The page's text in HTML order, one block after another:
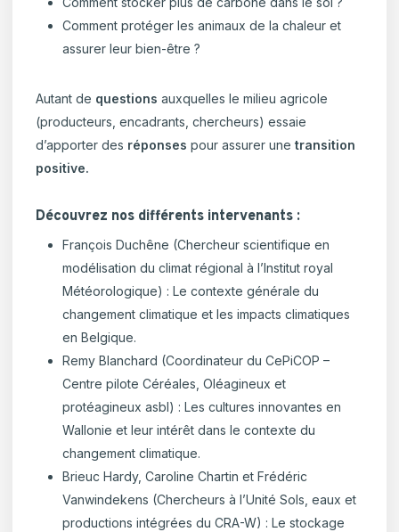
Comment protéger les animaux de la chaleur et
assurer leur bien-être ?
Autant de questions auxquelles le milieu agricole
(producteurs, encadrants, chercheurs) essaie
d’apporter des réponses pour assurer unetransition
positive.
Découvrez nos différents intervenants :
François Duchêne (Chercheur scientifique en
modélisation du climat régional à l’Institut royal
Météorologique) : Le contexte générale du
changement climatique et les impacts climatiques
en Belgique.
Remy Blanchard (Coordinateur du CePiCOP –
Centre pilote Céréales, Oléagineux et
protéagineux asbl) : Les cultures innovantes en
Wallonie et leur intérêt dans le contexte du
changement climatique.
Brieuc Hardy, Caroline Chartin et Frédéric
Vanwindekens (Chercheurs à l’Unité Sols, eaux et
productions intégrées du CRA-W) : Le stockage